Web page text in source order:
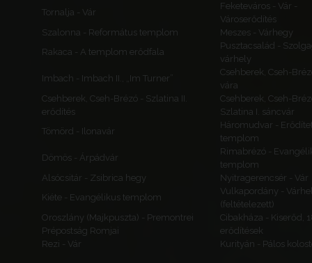
Tornalja - Vár
Feketeváros - Vár -
Városerődítés
Szalonna - Református templom
Meszes - Várhegy
Rakaca - A templom erődfala
Pusztacsalád -
várhely
Imbach - Imbach II., „Im Turner”
Csehberek, Cseh-
vára
Csehberek, Cseh-Brézó - Szlatina II.
erődítés
Csehberek, Cseh-
Szlatina I. sáncvár
Tömörd - Ilonavár
Háromudvar -
templom
Dömös - Árpádvár
Rimabrézó -
templom
Alsócsitár - Zsibrica hegy
Nyitragerencsér - Vár
Kiéte - Evangélikus templom
Vulkapordány -
(feltételezett)
Oroszlány (Majkpuszta) - Premontrei
Prépostság Romjai
Cibakháza - Kiserőd,
erődítések
Rezi - Vár
Kurityán - Pálos